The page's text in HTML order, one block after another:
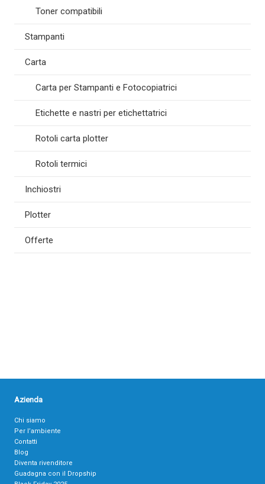
Toner compatibili
Stampanti
Carta
Carta per Stampanti e Fotocopiatrici
Etichette e nastri per etichettatrici
Rotoli carta plotter
Rotoli termici
Inchiostri
Plotter
Offerte
Azienda
Chi siamo
Per l’ambiente
Contatti
Blog
Diventa rivenditore
Guadagna con il Dropship